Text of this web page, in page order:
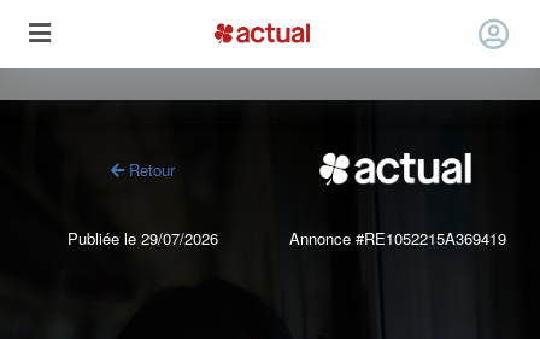
Retour
Publiée le 29/07/2026 Annonce #RE1052215A369419